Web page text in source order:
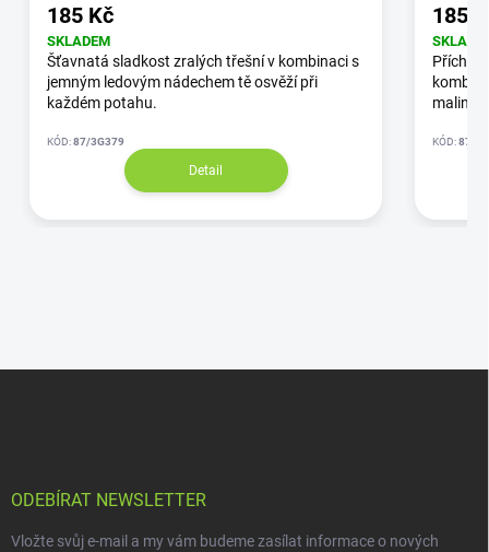
185 Kč
SKLADEM
Šťavnatá sladkost zralých třešní v kombinaci s
jemným ledovým nádechem tě osvěží při
každém potahu.
KÓD:87/3G379
Detail
185
Příchuť
malin,
KÓD:87/
ODEBÍRAT NEWSLETTER
Vložte svůj e-mail a my vám budeme zasílat informace o nových